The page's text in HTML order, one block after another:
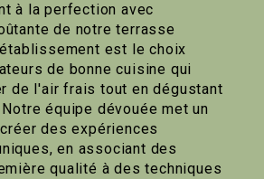
à la perfection avec
de notre terrasse
est le choix
de bonne cuisine qui
de l'air frais tout en dégustant
équipe dévouée met un
des expériences
en associant des
qualité à des techniques